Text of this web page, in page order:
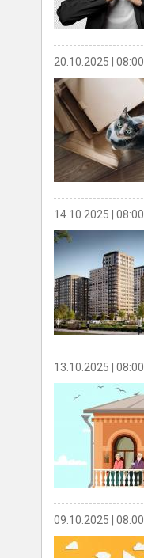
20.10.2025 | 08:00
14.10.2025 | 08:00
13.10.2025 | 08:00
09.10.2025 | 08:00